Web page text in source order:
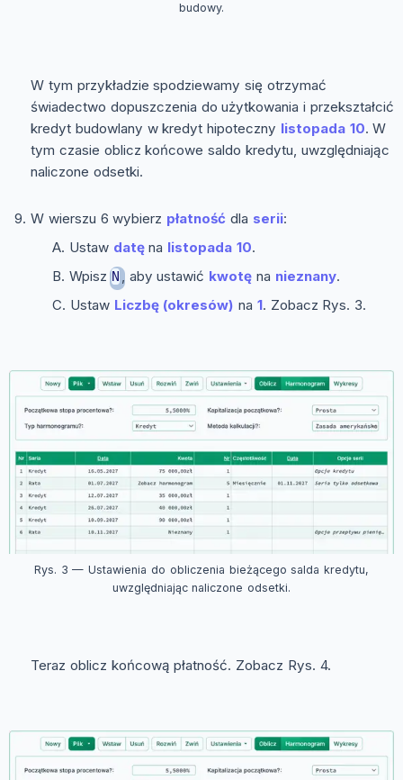
budowy.
W tym przykładzie spodziewamy się otrzymać
świadectwo dopuszczenia do użytkowania i przekształcić
kredyt budowlany w kredyt hipoteczny listopada 10. W
tym czasie oblicz końcowe saldo kredytu, uwzględniając
naliczone odsetki.
W wierszu 6 wybierz płatność dla serii:
Ustaw datęna listopada 10.
WpiszN , aby ustawić kwotę na nieznany.
Ustaw Liczbę (okresów) na 1. Zobacz Rys. 3.
Rys. 3 — Ustawienia do obliczenia bieżącego salda kredytu,
uwzględniając naliczone odsetki.
Teraz oblicz końcową płatność. Zobacz Rys. 4.